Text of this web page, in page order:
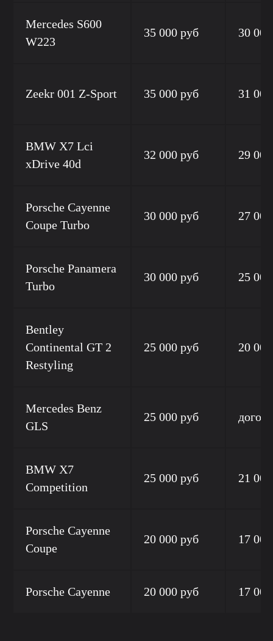
Mercedes S600
W223
35 000 руб 30
Zeekr 001 Z-Sport 35 000 руб 31
BMW X7 Lci
xDrive 40d
32 000 руб 29
Porsche Cayenne
Coupe Turbo
30 000 руб 27
Porsche Panamera
Turbo
30 000 руб 25
Bentley
Continental GT 2
Restyling
25 000 руб 20
Mercedes Benz
GLS
25 000 руб
BMW X7
Competition
25 000 руб 21
Porsche Cayenne
Coupe
20 000 руб 17
Porsche Cayenne 20 000 руб 17